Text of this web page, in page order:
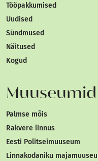
Tööpakkumised
Uudised
Sündmused
Näitused
Kogud
Muuseumid
Palmse mõis
Rakvere linnus
Eesti Politseimuuseum
Linnakodaniku